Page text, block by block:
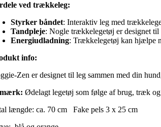
ved trækkeleg:
Styrker båndet: Interaktiv leg med
Tandpleje: Nogle trækkelegetøj er designet til
Energiudladning: Trækkelegetøj kan hjælpe
info:
Zen er designet til leg sammen med din
Ødelagt legetøj som følge af brug, træk
længde: ca. 70 cm Fake pels 3 x 25 cm